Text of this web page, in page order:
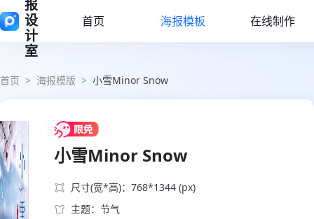
报
设
计
室
首页 海报模板 在线制作
首页 > 海报模版 > 小雪Minor Snow
小雪Minor Snow
尺寸(宽*高)：768*1344 (px)
主题：节气